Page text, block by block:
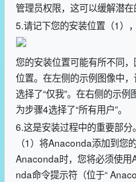
管理员权限，这可以缓解潜在
5.请记下您的安装位置（1）
您的安装位置可能有所不同
位置。在左侧的示例图像中
选择了“仅我”。在右侧的示
为步骤4选择了“所有用户”。
6.这是安装过程中的重要部
（1）将Anaconda添加到您
Anaconda时，您将必须使
nda命令提示符（位于“